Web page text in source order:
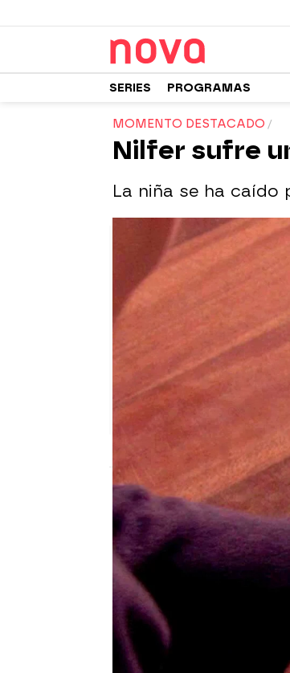
SERIES PROGRAMAS
MOMENTO DESTACADO
Nilfer sufre
La niña se ha caído
Nova
Madrid
Publicado:16 de marzo de
Onur está
Sherezade le
acostándose
ha olvidado
Onur no se
mientras la